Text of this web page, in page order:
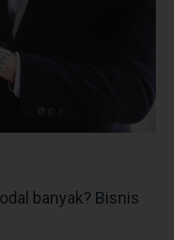
banyak? Bisnis